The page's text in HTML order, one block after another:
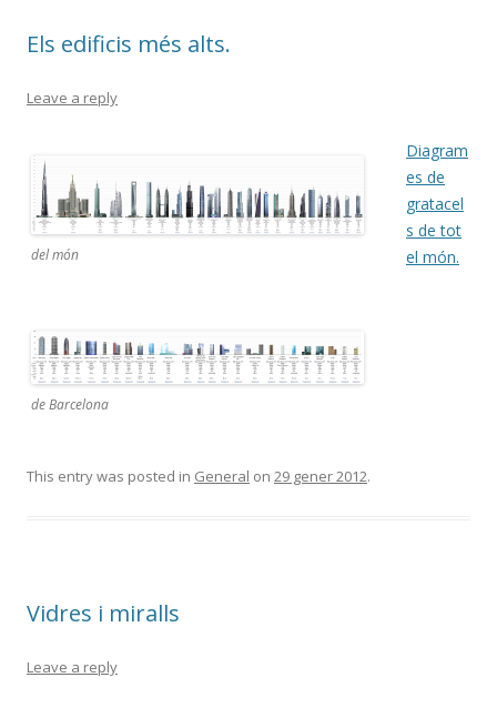
Els edificis més alts.
Leave a reply
del món
de Barcelona
Diagram
es de
gratacel
s de tot
el món.
This entry was posted in General on 29 gener 2012.
Vidres i miralls
Leave a reply